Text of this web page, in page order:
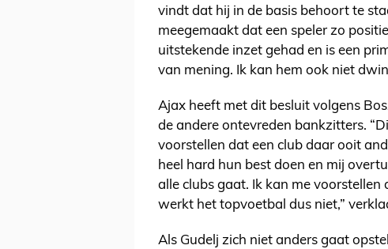
vindt dat hij in de basis behoort te
meegemaakt dat een speler zo
uitstekende inzet gehad en is een
van mening. Ik kan hem ook niet
Ajax heeft met dit besluit volgens
de andere ontevreden bankzitters.
voorstellen dat een club daar ooit
heel hard hun best doen en mij
alle clubs gaat. Ik kan me
werkt het topvoetbal dus niet,”
Als Gudelj zich niet anders gaat